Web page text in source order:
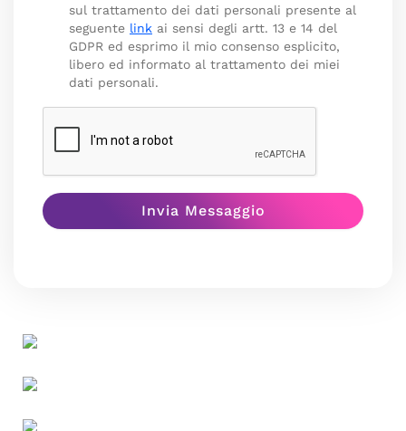
sul trattamento dei dati personali presente al
seguente link ai sensi degli artt. 13 e 14 del
GDPR ed esprimo il mio consenso esplicito,
libero ed informato al trattamento dei miei
dati personali.